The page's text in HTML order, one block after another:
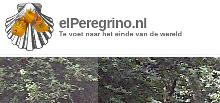
elPeregrino.nl
Te voet naar het einde van de wereld